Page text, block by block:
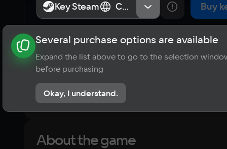
Key Steam СНГ Buy
About the game News Requirements
? Player ratings
No reviews
About the game
Key Steam СНГ
Several purchase options are available
Expand the list above to go to the selection
before purchasing
Okay, I understand.